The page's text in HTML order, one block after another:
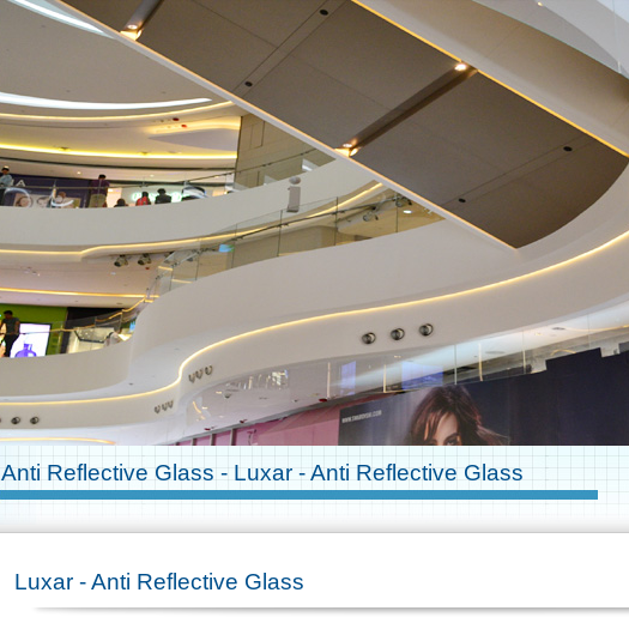
Anti Reflective Glass - Luxar - Anti Reflective Glass
Luxar - Anti Reflective Glass